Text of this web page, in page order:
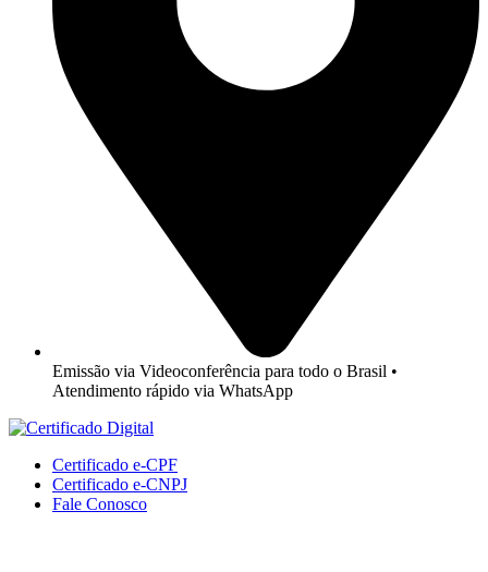
Emissão via Videoconferência para todo o Brasil •
Atendimento rápido via WhatsApp
Certificado e-CPF
Certificado e-CNPJ
Fale Conosco